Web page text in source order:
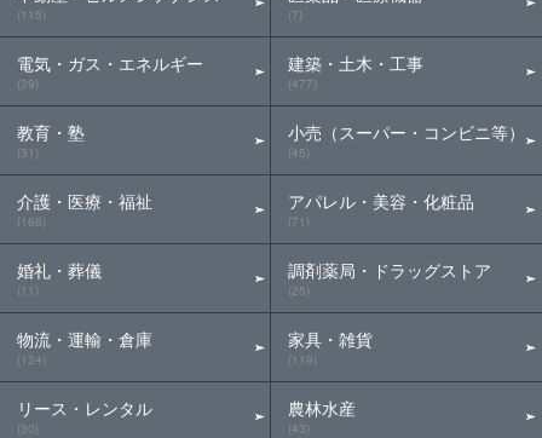
(115)
電気・ガス・エネルギー
(39)
教育・塾
(31)
介護・医療・福祉
(168)
婚礼・葬儀
(11)
物流・運輸・倉庫
(124)
リース・レンタル
(30)
(7)
建築・土木・工事
(477)
小売（スーパー・コンビニ等）
(45)
アパレル・美容・化粧品
(71)
調剤薬局・ドラッグストア
(25)
家具・雑貨
(119)
農林水産
(43)